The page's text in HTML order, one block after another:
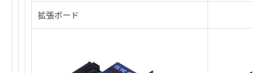
拡張ボード